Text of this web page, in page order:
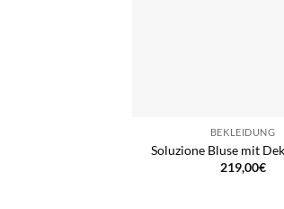
BEKLEIDUNG
Soluzione Bluse mit
219,00€